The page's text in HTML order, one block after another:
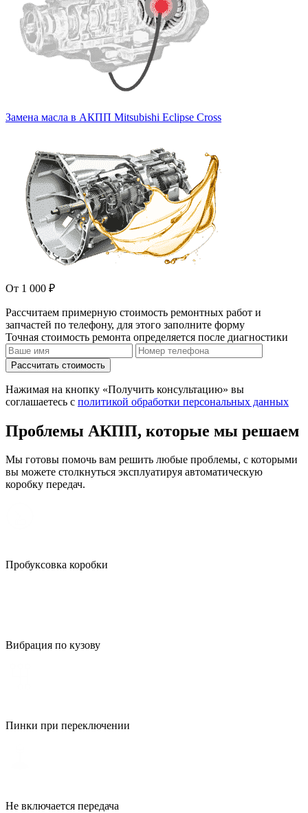
Замена масла в АКПП Mitsubishi Eclipse Cross
От 1 000 ₽
Рассчитаем примерную стоимость ремонтных работ и
запчастей по телефону, для этого заполните форму
Точная стоимость ремонта определяется после диагностики
Рассчитать стоимость
Нажимая на кнопку «Получить консультацию» вы
соглашаетесь с политикой обработки персональных данных
Проблемы АКПП, которые мы решаем
Мы готовы помочь вам решить любые проблемы, с которыми
вы можете столкнуться эксплуатируя автоматическую
коробку передач.
Пробуксовка коробки
Вибрация по кузову
Пинки при переключении
Не включается передача